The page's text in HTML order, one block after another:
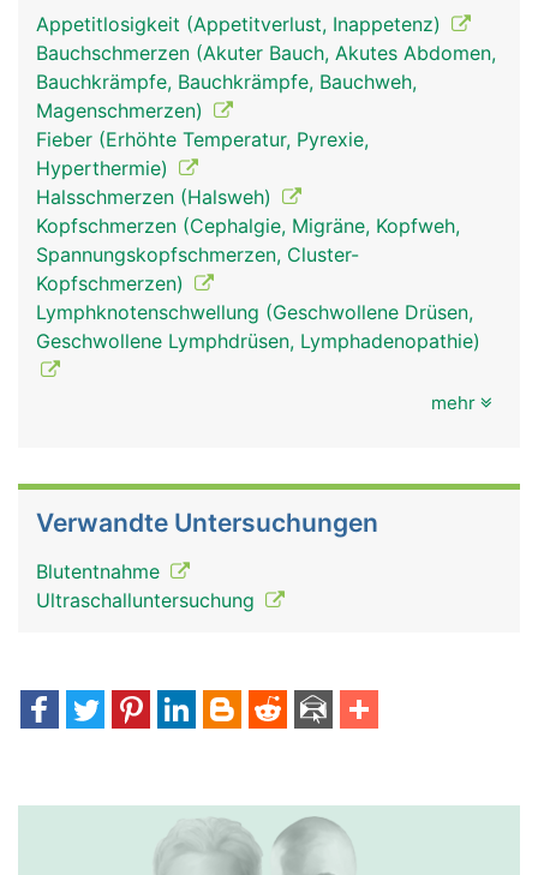
Mund und Rachen und dient der Abwehr von
Krankheitserregern. Er verflüssigt die Nahrung und
erleichtert den Schluckvorgang. Ausserdem
enthält er Enzyme, die zur Verdauung beitragen.
Der Speichel reinigt Zunge und Zähne und
neutralisiert Säuren, die den Zahnschmelz
angreifen können, er enthält auch Mineralien, die
den Zahnschmelz härten.
frau
mann
Appetitlosigkeit (Appetitverlust, Inappetenz)
Bauchschmerzen (Akuter Bauch, Akutes Abdomen,
Bauchkrämpfe, Bauchkrämpfe, Bauchweh,
Magenschmerzen)
Fieber (Erhöhte Temperatur, Pyrexie,
Hyperthermie)
Halsschmerzen (Halsweh)
Kopfschmerzen (Cephalgie, Migräne, Kopfweh,
Spannungskopfschmerzen, Cluster-
Kopfschmerzen)
Lymphknotenschwellung (Geschwollene Drüsen,
Geschwollene Lymphdrüsen, Lymphadenopathie)
mehr
Verwandte Untersuchungen
Blutentnahme
Ultraschalluntersuchung